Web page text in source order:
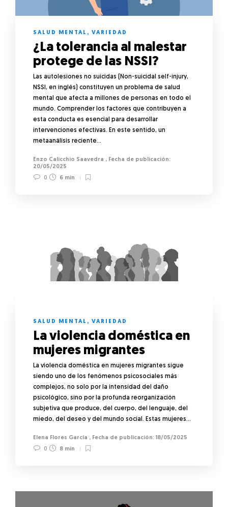
SALUD MENTAL , VARIEDAD
¿La tolerancia al malestar
protege de las NSSI?
Las autolesiones no suicidas (Non-suicidal self-injury,
NSSI, en inglés) constituyen un problema de salud
mental que afecta a millones de personas en todo el
mundo. Comprender los factores que contribuyen a
esta conducta es esencial para desarrollar
intervenciones efectivas. En este sentido, un
metaanálisis reciente…
Enzo Calicchio Saavedra ,
20/05/2025
0
6 min
SALUD MENTAL , VARIEDAD
La violencia doméstica en
mujeres migrantes
La violencia doméstica en mujeres migrantes sigue
siendo uno de los fenómenos psicosociales más
complejos, no solo por la intensidad del daño
psicológico, sino por la profunda reorganización
subjetiva que produce, del cuerpo, del lenguaje, del
miedo, del deseo y del mundo social. Estas mujeres…
Elena Flores García ,
18/05/2025
0
8 min